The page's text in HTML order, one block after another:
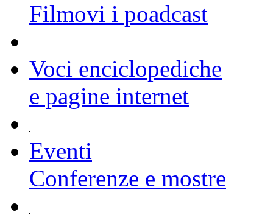
Filmovi i poadcast
Voci enciclopediche
e pagine internet
Eventi
Conferenze e mostre